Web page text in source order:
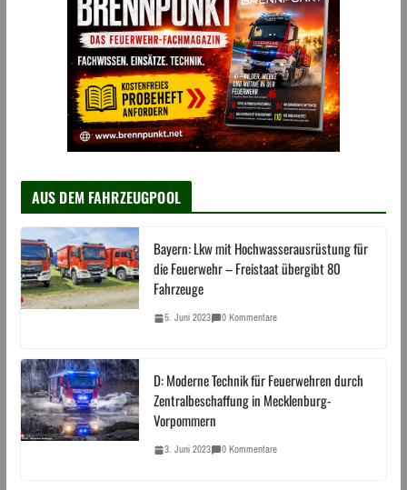
AUS DEM FAHRZEUGPOOL
Bayern: Lkw mit Hochwasserausrüstung für
die Feuerwehr – Freistaat übergibt 80
Fahrzeuge
5. Juni 2023 0 Kommentare
D: Moderne Technik für Feuerwehren durch
Zentralbeschaffung in Mecklenburg-
Vorpommern
3. Juni 2023 0 Kommentare